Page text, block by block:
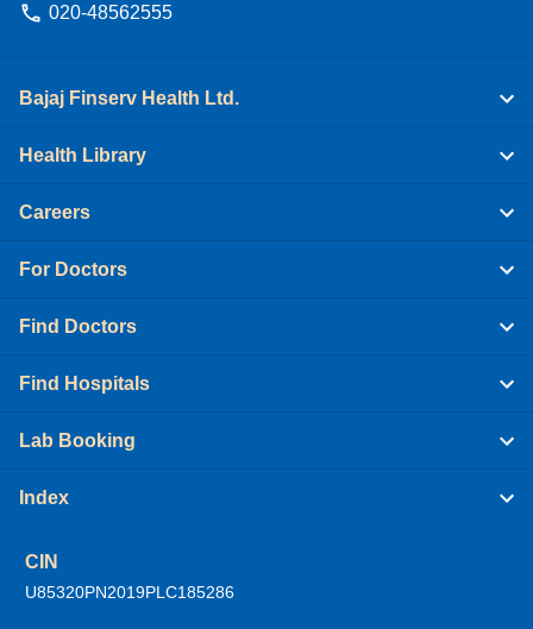
020-48562555
Bajaj Finserv Health Ltd.
Health Library
Careers
For Doctors
Find Doctors
Find Hospitals
Lab Booking
Index
CIN
U85320PN2019PLC185286